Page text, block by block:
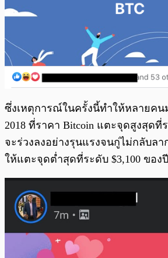
ซึ่งเหตุการณ์ในครั้งนี้ทำให้หลายคน
2018 ที่ราคา Bitcoin แตะจุดสูงสุดที่
จะร่วงลงอย่างรุนแรงจนกู่ไม่กลับล
ให้แตะจุดต่ำสุดที่ระดับ $3,100 ของ